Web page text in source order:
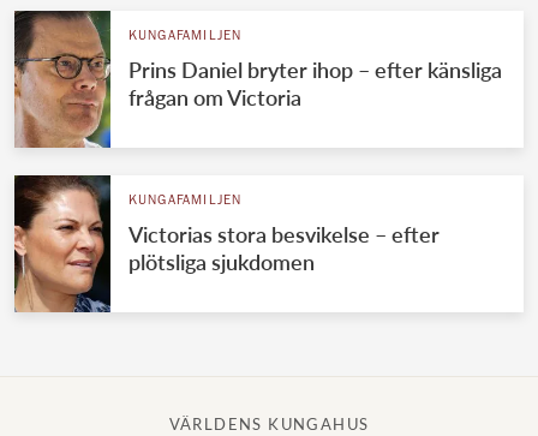
KUNGAFAMILJEN
Prins Daniel bryter ihop – efter känsliga
frågan om Victoria
KUNGAFAMILJEN
Victorias stora besvikelse – efter
plötsliga sjukdomen
VÄRLDENS KUNGAHUS